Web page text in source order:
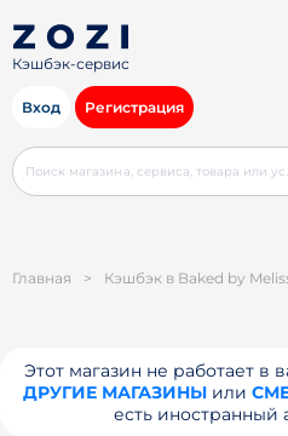
Кэшбэк-сервис
Вход Регистрация
Главная > Кэшбэк в Baked by
Этот магазин не работает в
ДРУГИЕ МАГАЗИНЫили
есть иностранный